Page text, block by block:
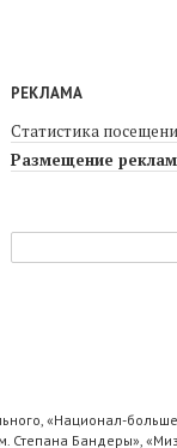
РЕКЛАМА
Статистика
Размещение
«Национал-
Степана Бандеры»,